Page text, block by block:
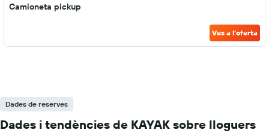
Camioneta pickup
Ves a l'oferta
Dades de reserves
Dades i tendències de KAYAK sobre lloguers